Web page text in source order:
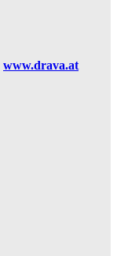
www.drava.at